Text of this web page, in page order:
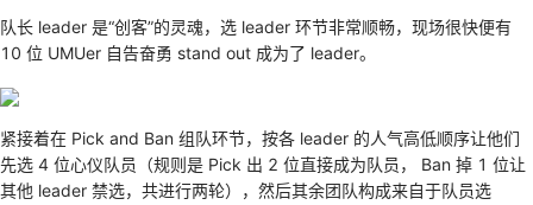
队长 leader 是“创客”的灵魂，选 leader 环节非常顺畅，现场很快便有
10 位 UMUer 自告奋勇 stand out 成为了 leader。
紧接着在 Pick and Ban 组队环节，按各 leader 的人气高低顺序让他们
先选 4 位心仪队员（规则是 Pick 出 2 位直接成为队员， Ban 掉 1 位让
其他 leader 禁选，共进行两轮），然后其余团队构成来自于队员选